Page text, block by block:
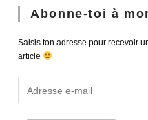
Abonne-toi à
Saisis ton adresse pour recevoir
article